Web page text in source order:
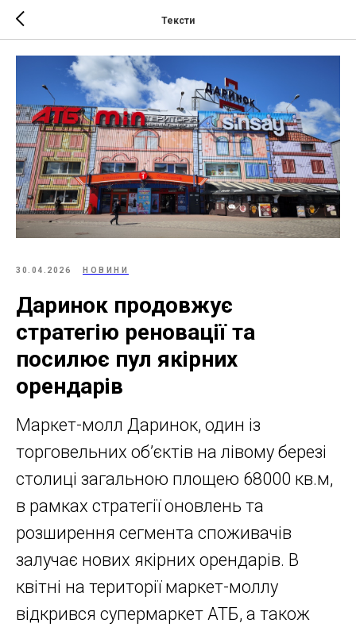
Тексти
30.04.2026 НОВИНИ
Даринок продовжує
стратегію реновації та
посилює пул якірних
орендарів
Маркет-молл Даринок, один із
торговельних об’єктів на лівому березі
столиці загальною площею 68000 кв.м,
в рамках стратегії оновлень та
розширення сегмента споживачів
залучає нових якірних орендарів. В
квітні на території маркет-моллу
відкрився супермаркет АТБ, а також